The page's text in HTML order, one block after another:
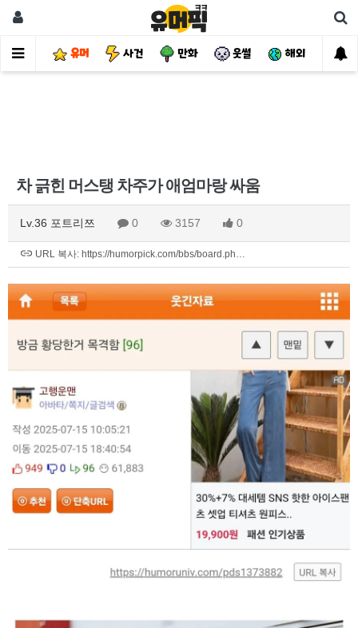
유머 사건 만화 웃썰 해외 핫
차 긁힌 머스탱 차주가 애엄마랑 싸움
Lv.36 포트리쯔 0 3157 0
URL 복사: https://humorpick.com/bbs/board.ph…